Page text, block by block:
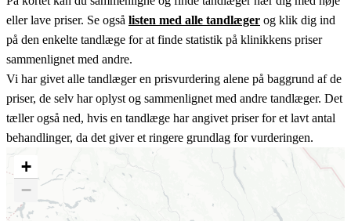
eller lave priser. Se også listen med alle tandlæger og klik dig ind
på den enkelte tandlæge for at finde statistik på klinikkens priser
sammenlignet med andre.
Vi har givet alle tandlæger en prisvurdering alene på baggrund af de
priser, de selv har oplyst og sammenlignet med andre tandlæger. Det
tæller også ned, hvis en tandlæge har angivet priser for et lavt antal
behandlinger, da det giver et ringere grundlag for vurderingen.
+
−